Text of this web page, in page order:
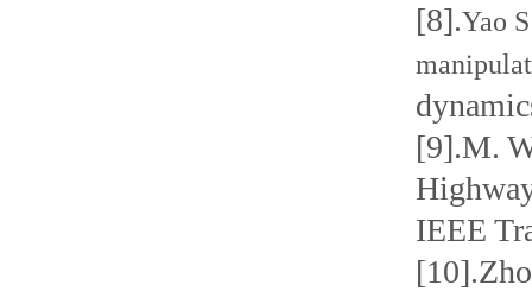
[8].Yao
[9].M.
IEEE
[10].